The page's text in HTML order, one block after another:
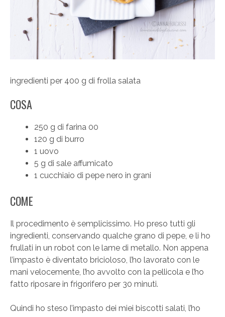
ingredienti per 400 g di frolla salata
COSA
250 g di farina 00
120 g di burro
1 uovo
5 g di sale affumicato
1 cucchiaio di pepe nero in grani
COME
Il procedimento è semplicissimo. Ho preso tutti gli
ingredienti, conservando qualche grano di pepe, e li ho
frullati in un robot con le lame di metallo. Non appena
l’impasto è diventato bricioloso, l’ho lavorato con le
mani velocemente, l’ho avvolto con la pellicola e l’ho
fatto riposare in frigorifero per 30 minuti.
Quindi ho steso l’impasto dei miei biscotti salati, l’ho